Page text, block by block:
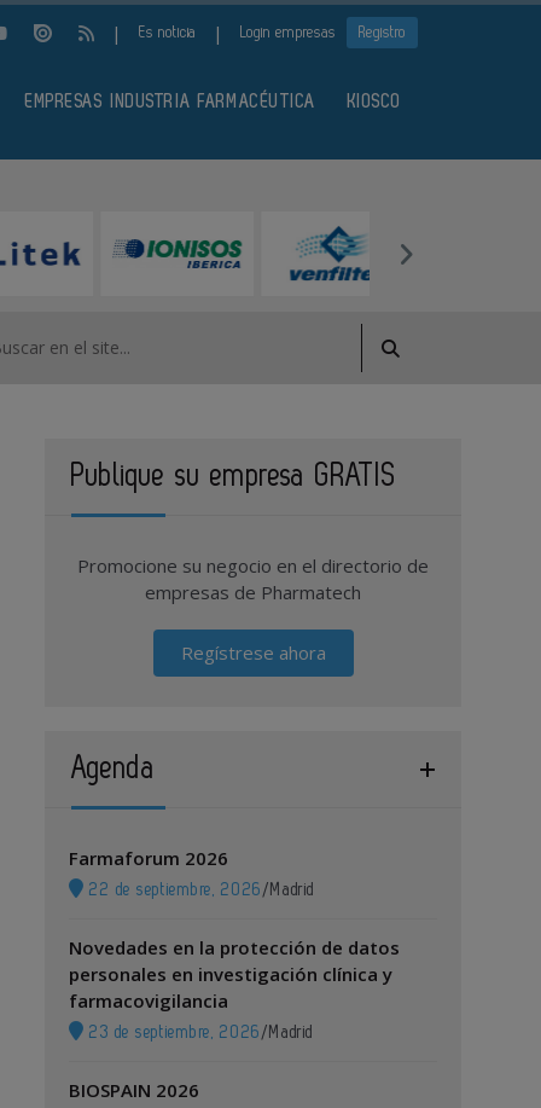
| Es noticia | Login empresas Registro
EMPRESAS INDUSTRIA FARMACÉUTICA KIOSCO
Publique su empresa GRATIS
Promocione su negocio en el directorio de
empresas de Pharmatech
Regístrese ahora
Agenda
Farmaforum 2026
22 de septiembre, 2026 / Madrid
Novedades en la protección de datos
personales en investigación clínica y
farmacovigilancia
23 de septiembre, 2026 / Madrid
BIOSPAIN 2026